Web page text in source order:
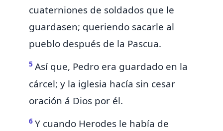
cuaterniones de soldados que le
guardasen; queriendo sacarle al
pueblo después de la Pascua.
5 Así que, Pedro era guardado en la
cárcel; y la iglesia hacía sin cesar
oración á Dios por él.
6 Y cuando Herodes le había de